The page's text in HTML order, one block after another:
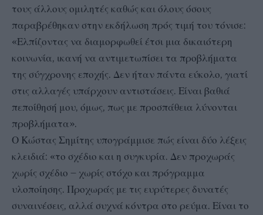
τους άλλους ομιλητές καθώς και όλους όσους
παραβρέθηκαν στην εκδήλωση πρός τιμή του τόνισε:
«Ελπίζοντας να διαμορφωθεί έτσι μια δικαιότερη
κοινωνία, ικανή να αντιμετωπίσει τα προβλήματα
της σύγχρονης εποχής. Δεν ήταν πάντα εύκολο, γιατί
στις αλλαγές υπάρχουν αντιστάσεις. Είναι βαθιά
πεποίθησή μου, όμως, πως με προσπάθεια λύνονται
προβλήματα».
Ο Κώστας Σημίτης υπογράμμισε πώς είναι δύο λέξεις
κλειδιά: «το σχέδιο και η συγκυρία. Δεν προχωράς
χωρίς σχέδιο – χωρίς στόχο και πρόγραμμα
υλοποίησης. Προχωράς με τις ευρύτερες δυνατές
συναινέσεις, αλλά συχνά κόντρα στο ρεύμα. Είναι το